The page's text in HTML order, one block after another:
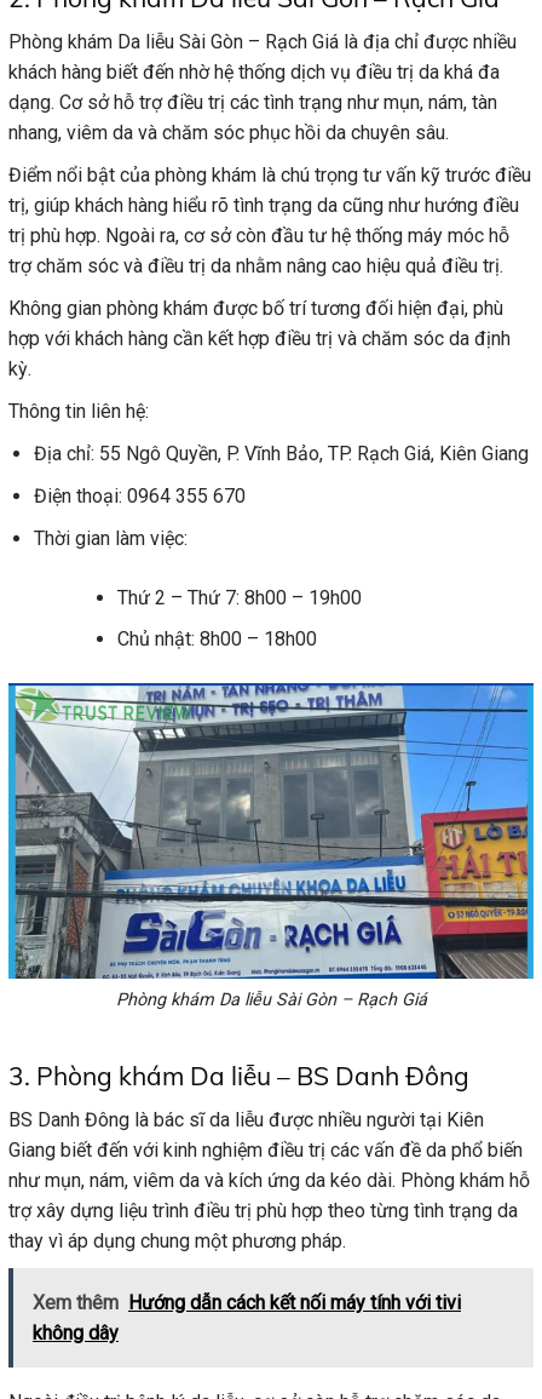
Phòng khám Da liễu Sài Gòn – Rạch Giá là địa chỉ được nhiều
khách hàng biết đến nhờ hệ thống dịch vụ điều trị da khá đa
dạng. Cơ sở hỗ trợ điều trị các tình trạng như mụn, nám, tàn
nhang, viêm da và chăm sóc phục hồi da chuyên sâu.
Điểm nổi bật của phòng khám là chú trọng tư vấn kỹ trước điều
trị, giúp khách hàng hiểu rõ tình trạng da cũng như hướng điều
trị phù hợp. Ngoài ra, cơ sở còn đầu tư hệ thống máy móc hỗ
trợ chăm sóc và điều trị da nhằm nâng cao hiệu quả điều trị.
Không gian phòng khám được bố trí tương đối hiện đại, phù
hợp với khách hàng cần kết hợp điều trị và chăm sóc da định
kỳ.
Thông tin liên hệ:
Địa chỉ: 55 Ngô Quyền, P. Vĩnh Bảo, TP. Rạch Giá, Kiên Giang
Điện thoại: 0964 355 670
Thời gian làm việc:
Thứ 2 – Thứ 7: 8h00 – 19h00
Chủ nhật: 8h00 – 18h00
Phòng khám Da liễu Sài Gòn – Rạch Giá
3. Phòng khám Da liễu – BS Danh Đông
BS Danh Đông là bác sĩ da liễu được nhiều người tại Kiên
Giang biết đến với kinh nghiệm điều trị các vấn đề da phổ biến
như mụn, nám, viêm da và kích ứng da kéo dài. Phòng khám hỗ
trợ xây dựng liệu trình điều trị phù hợp theo từng tình trạng da
thay vì áp dụng chung một phương pháp.
Xem thêm Hướng dẫn cách kết nối máy tính với tivi
không dây